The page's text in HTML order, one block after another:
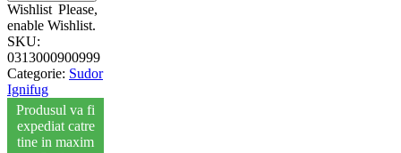
Wishlist Please,
enable Wishlist.
SKU:
0313000900999
Categorie: Sudor
Ignifug
Produsul va fi
expediat catre
tine in maxim